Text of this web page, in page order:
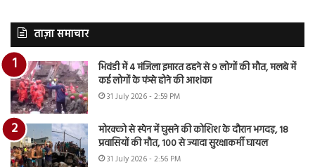
ताज़ा समाचार
भिवंडी में 4 मंजिला इमारत ढहने से 9 लोगों की मौत, मलबे में
कई लोगों के फंसे होने की आशंका
31 July 2026 - 2:59 PM
मोरक्को से स्पेन में घुसने की कोशिश के दौरान भगदड़, 18
प्रवासियों की मौत, 100 से ज्यादा सुरक्षाकर्मी घायल
31 July 2026 - 2:56 PM